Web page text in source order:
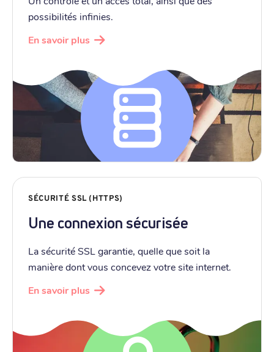
possibilités infinies.
En savoir plus
SÉCURITÉ SSL (HTTPS)
Une connexion sécurisée
La sécurité SSL garantie, quelle que soit la
manière dont vous concevez votre site internet.
En savoir plus